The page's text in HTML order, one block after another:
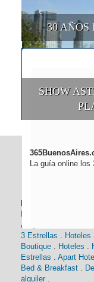
30 AÑOS
SHOW
La guía online los
Información general:
Distancias
Alojamiento:
3 Estrellas
Hoteles
Boutique
Hoteles
Estrellas
Apart
Bed & Breakfast
alquiler